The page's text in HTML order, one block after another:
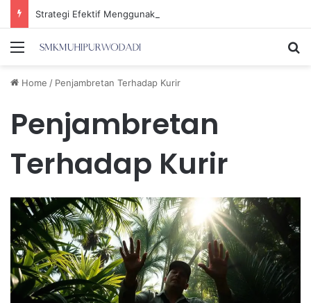
Menu
Home / Penjambretan Terhadap Kurir
Penjambretan
Terhadap Kurir